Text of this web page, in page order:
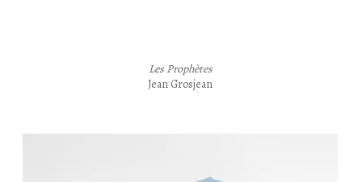
Les Prophètes
Jean Grosjean